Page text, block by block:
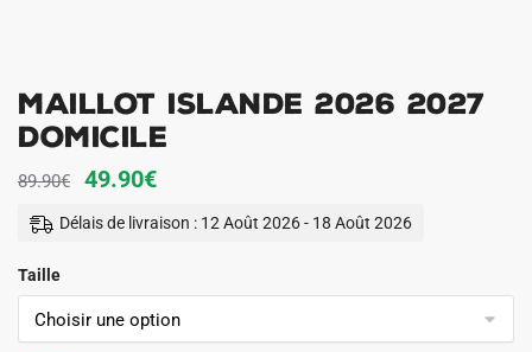
Maillot Islande 2026 2027
Domicile
89.90€
Le
prix
89.90€.
49.90€Le
prix
49.90€.
Délais de livraison : 12 Août 2026 - 18 Août 2026
Taille